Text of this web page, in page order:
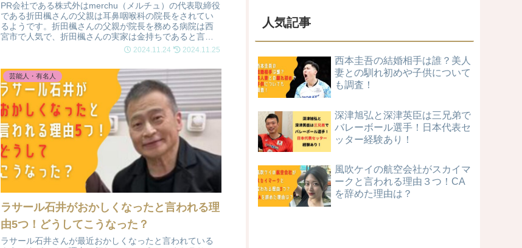
PR会社である株式外はmerchu（メルチュ）の代表取締役
である折田楓さんの父親は耳鼻咽喉科の院長をされてい
るようです。折田楓さんの父親が院長を務める病院は西
宮市で人気で、折田楓さんの実家は金持ちであると言わ
れています。今回は折田楓さんの父親について調査しま
2024.11.24 2024.11.25
芸能人・有名人
ラサール石井がおかしくなったと言われる理
由5つ！どうしてこうなった？
ラサール石井さんが最近おかしくなったと言われている
人気記事
西本圭吾の結婚相手は誰？美人
妻との馴れ初めや子供について
も調査！
深津旭弘と深津英臣は三兄弟で
バレーボール選手！日本代表セ
ッター経験あり！
風吹ケイの航空会社がスカイマ
ークと言われる理由３つ！CA
を辞めた理由は？